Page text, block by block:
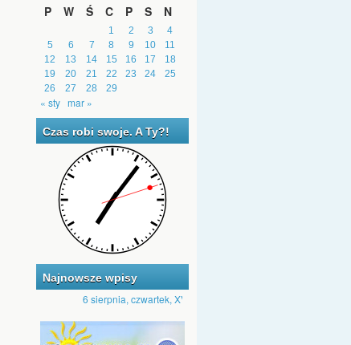
P
W Ś C P S N
1 2 3
4
5
6 7 8 9 10
11
12
13 14 15 16 17
18
19
20 21 22 23 24
25
26
27 28 29
« sty mar »
Czas robi swoje. A Ty?!
Najnowsze wpisy
6 sierpnia, czwartek, XVIII Tydzień zwykły, Rok A, II